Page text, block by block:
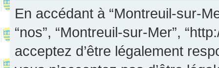
En accédant à “Montreuil-sur-
“nos”, “Montreuil-sur-Mer”,
acceptez d’être légalement